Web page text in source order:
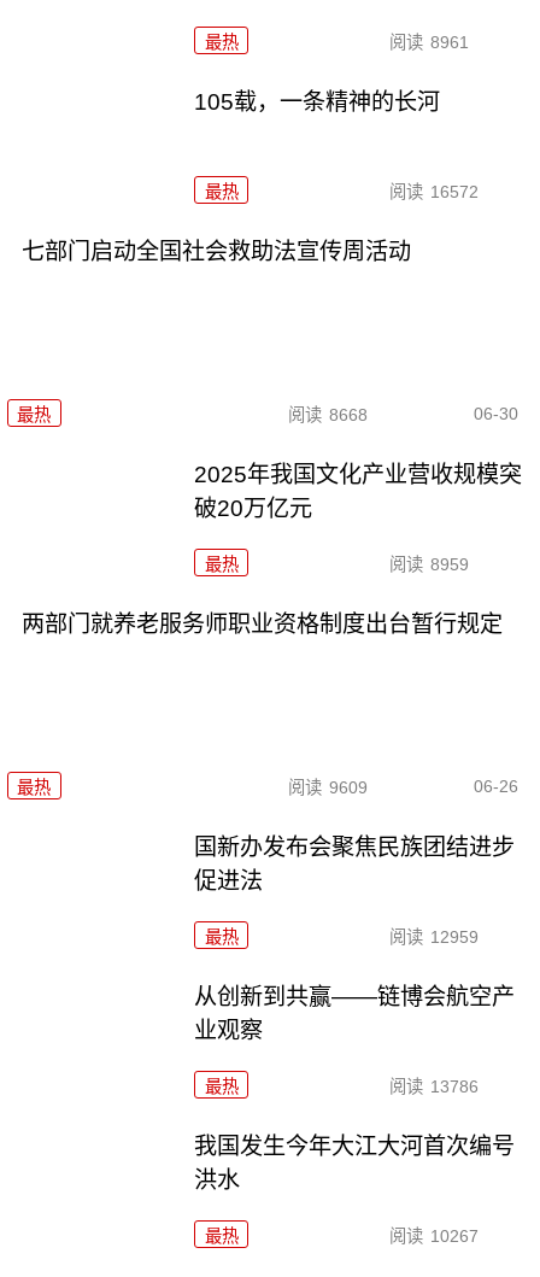
最热 阅读 8961
105载，一条精神的长河
最热 阅读 16572
七部门启动全国社会救助法宣传周活动
最热 阅读 8668 06-30
2025年我国文化产业营收规模突
破20万亿元
最热 阅读 8959
两部门就养老服务师职业资格制度出台暂行规定
最热 阅读 9609 06-26
国新办发布会聚焦民族团结进步
促进法
最热 阅读 12959
从创新到共赢——链博会航空产
业观察
最热 阅读 13786
我国发生今年大江大河首次编号
洪水
最热 阅读 10267